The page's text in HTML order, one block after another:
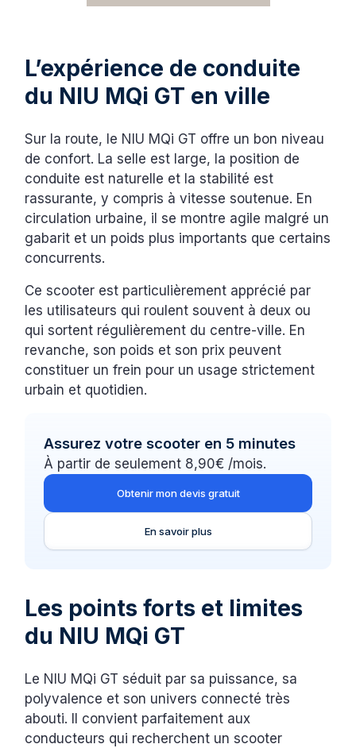
L’expérience de conduite
du NIU MQi GT en ville
Sur la route, le NIU MQi GT offre un bon niveau
de confort. La selle est large, la position de
conduite est naturelle et la stabilité est
rassurante, y compris à vitesse soutenue. En
circulation urbaine, il se montre agile malgré un
gabarit et un poids plus importants que certains
concurrents.
Ce scooter est particulièrement apprécié par
les utilisateurs qui roulent souvent à deux ou
qui sortent régulièrement du centre-ville. En
revanche, son poids et son prix peuvent
constituer un frein pour un usage strictement
urbain et quotidien.
Assurez votre scooter en 5 minutes
À partir de seulement 8,90€ /mois.
Obtenir mon devis gratuit
En savoir plus
Les points forts et limites
du NIU MQi GT
Le NIU MQi GT séduit par sa puissance, sa
polyvalence et son univers connecté très
abouti. Il convient parfaitement aux
conducteurs qui recherchent un scooter